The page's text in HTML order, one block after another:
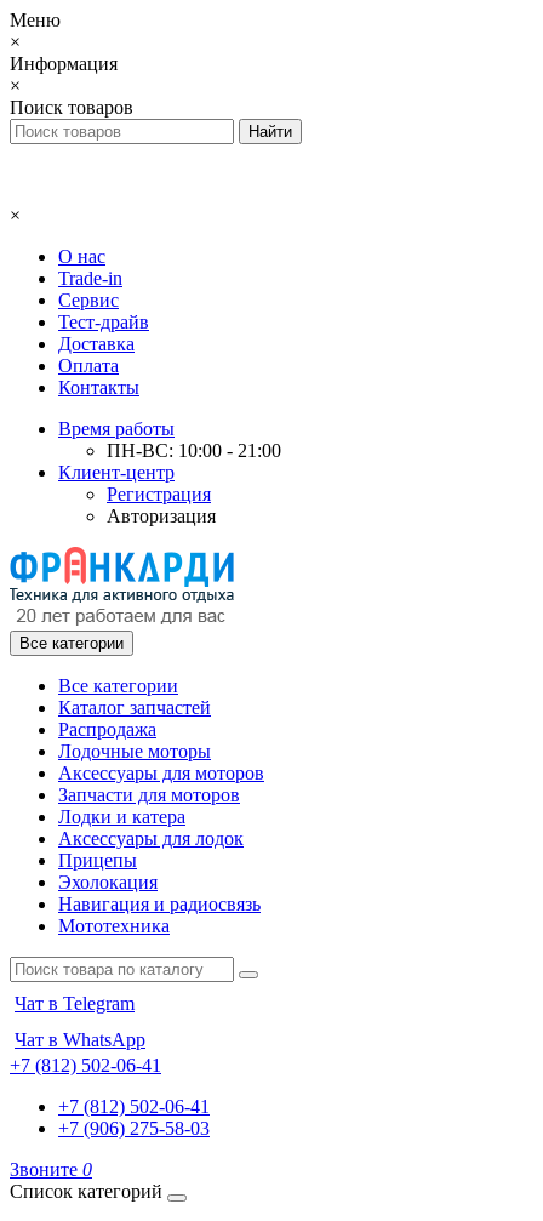
Меню
×
Информация
×
Поиск товаров
×
О нас
Trade-in
Сервис
Тест-драйв
Доставка
Оплата
Контакты
Время работы
ПН-ВС: 10:00 - 21:00
Клиент-центр
Регистрация
Авторизация
Все категории
Все категории
Каталог запчастей
Распродажа
Лодочные моторы
Аксессуары для моторов
Запчасти для моторов
Лодки и катера
Аксессуары для лодок
Прицепы
Эхолокация
Навигация и радиосвязь
Мототехника
Чат в Telegram
Чат в WhatsApp
+7 (812) 502-06-41
+7 (812) 502-06-41
+7 (906) 275-58-03
Звоните 0
Список категорий